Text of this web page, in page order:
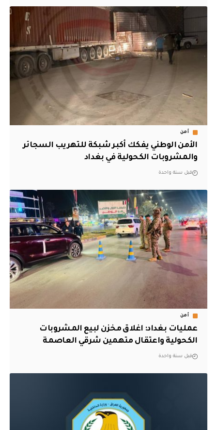
أمن
الأمن الوطني يفكك أكبر شبكة للتهريب السجائر
والمشروبات الكحولية في بغداد
قبل سنة واحدة
أمن
عمليات بغداد: اغلاق مخزن لبيع المشروبات
الكحولية واعتقال متهمين شرقي العاصمة
قبل سنة واحدة